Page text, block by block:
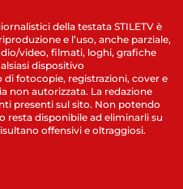
della testata STILETV è
e l’uso, anche parziale,
video, filmati, loghi, grafiche
dispositivo
fotocopie, registrazioni, cover e
non autorizzata. La redazione
presenti sul sito. Non potendo
disponibile ad eliminarli su
offensivi e oltraggiosi.